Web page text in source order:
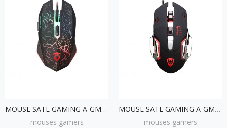
MOUSE SATE GAMING A-GM03
mouses gamers
MOUSE SATE GAMING A-GM04
mouses gamers